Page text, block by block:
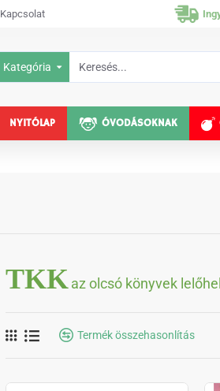
Kapcsolat
Kategória
NYITÓLAP ÓVODÁSOKNAK
TKKaz olcsó könyvek
Termék összehasonlítás